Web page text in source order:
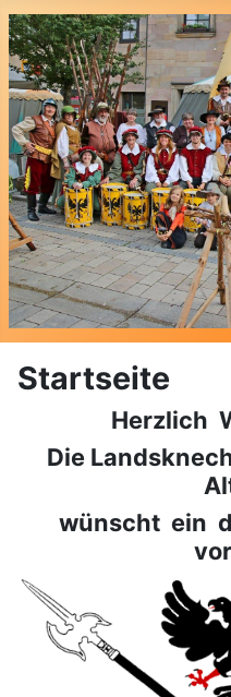
Startseite
Herzlich
Die
wünscht ein